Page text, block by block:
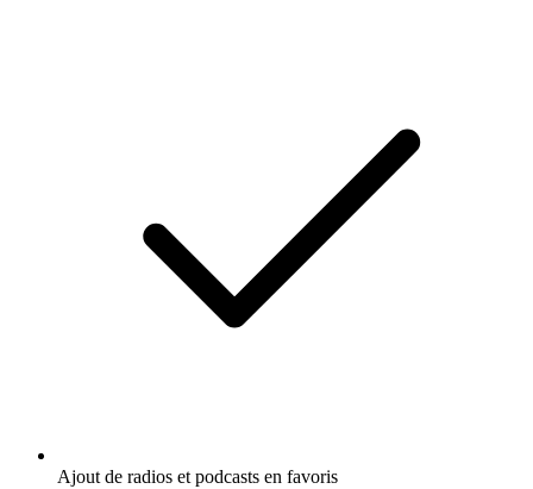
Ajout de radios et podcasts en favoris